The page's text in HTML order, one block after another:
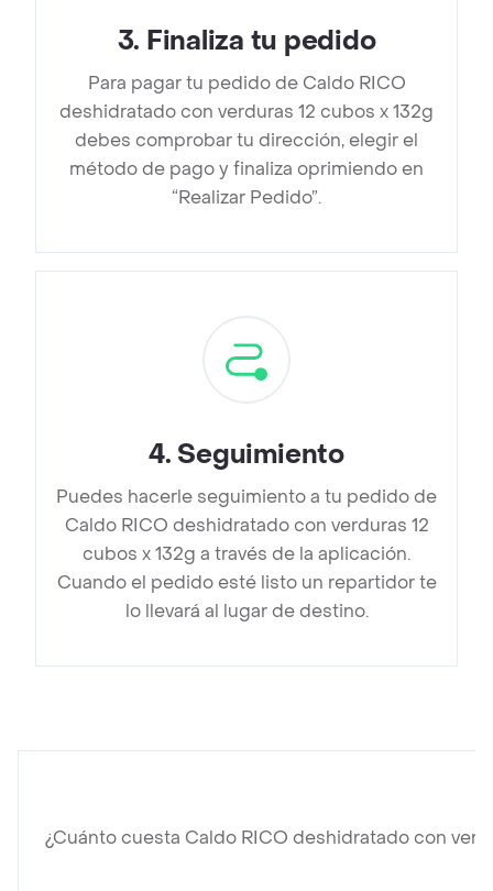
3. Finaliza tu pedido
Para pagar tu pedido de Caldo RICO
deshidratado con verduras 12 cubos x 132g
debes comprobar tu dirección, elegir el
método de pago y finaliza oprimiendo en
“Realizar Pedido”.
4. Seguimiento
Puedes hacerle seguimiento a tu pedido de
Caldo RICO deshidratado con verduras 12
cubos x 132g a través de la aplicación.
Cuando el pedido esté listo un repartidor te
lo llevará al lugar de destino.
¿Cuánto cuesta Caldo RICO deshidratado con